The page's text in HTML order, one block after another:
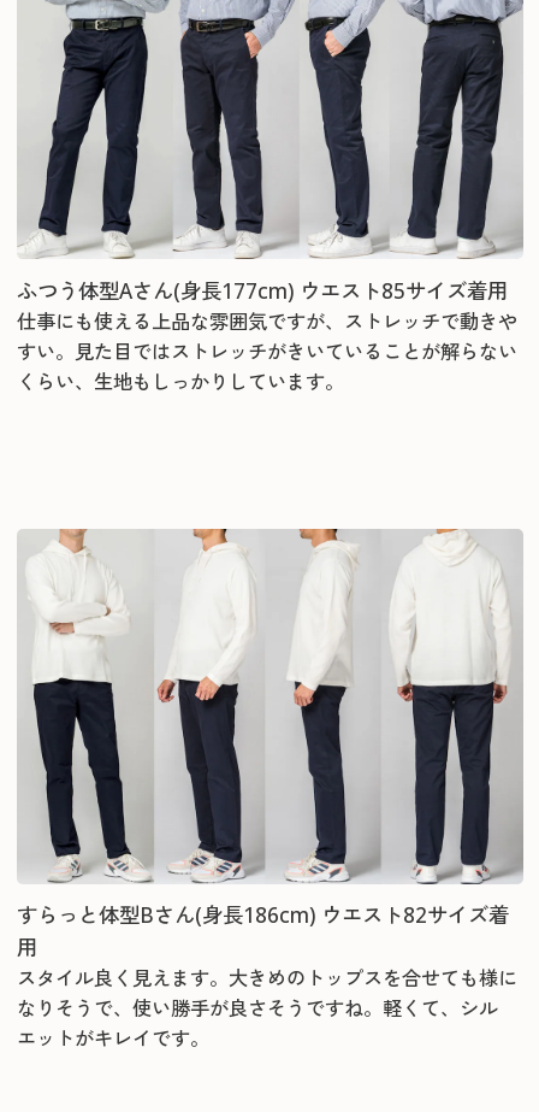
ふつう体型Aさん(身長177cm) ウエスト85サイズ着用
仕事にも使える上品な雰囲気ですが、ストレッチで動きや
すい。見た目ではストレッチがきいていることが解らない
くらい、生地もしっかりしています。
すらっと体型Bさん(身長186cm) ウエスト82サイズ着
用
スタイル良く見えます。大きめのトップスを合せても様に
なりそうで、使い勝手が良さそうですね。軽くて、シル
エットがキレイです。